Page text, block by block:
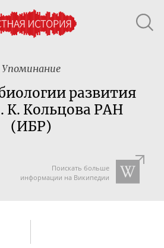
Упоминание
развития
К. Кольцова РАН
(ИБР)
Поискать больше
информации на Википедии